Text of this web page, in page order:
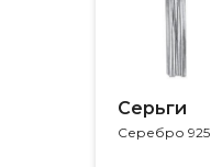
Серьги
Серебро 925